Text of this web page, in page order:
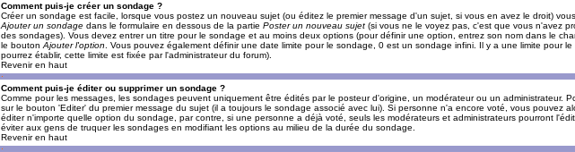
Comment puis-je créer un sondage ?
Créer un sondage est facile, lorsque vous postez un nouveau sujet (ou éditez le premier message d'un sujet, si vous en avez le droit)
Ajouter un sondage dans le formulaire en dessous de la partie Poster un nouveau sujet (si vous ne le voyez pas, c'est que vous n'avez
des sondages). Vous devez entrer un titre pour le sondage et au moins deux options (pour définir une option, entrez son nom dans le
le bouton Ajouter l'option . Vous pouvez également définir une date limite pour le sondage, 0 est un sondage infini. Il y a une limite pour
pourrez établir, cette limite est fixée par l'administrateur du forum).
Revenir en haut
Comment puis-je éditer ou supprimer un sondage ?
Comme pour les messages, les sondages peuvent uniquement être édités par le posteur d'origine, un modérateur ou un administrateur.
sur le bouton 'Editer' du premier message du sujet (il a toujours le sondage associé avec lui). Si personne n'a encore voté, vous pouvez
éditer n'importe quelle option du sondage, par contre, si une personne a déjà voté, seuls les modérateurs et administrateurs pourront
éviter aux gens de truquer les sondages en modifiant les options au milieu de la durée du sondage.
Revenir en haut